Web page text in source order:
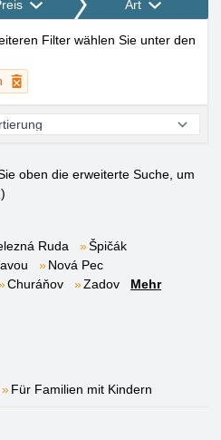
Art
Filter wählen Sie unter den
oben die erweiterte Suche, um
Ruda
Špičák
Nová Pec
Churáňov Zadov
Mehr
Für Familien mit Kindern